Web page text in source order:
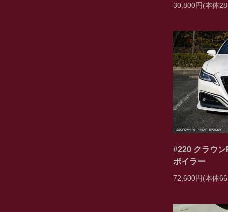
30,800円(本体
#220 クラウ
ポイラー
72,600円(本体